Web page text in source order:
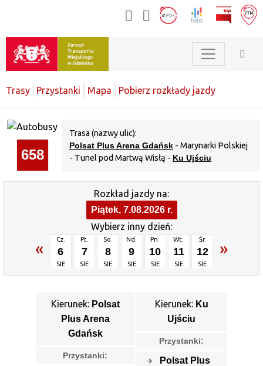
Trasy Przystanki Mapa Pobierz rozkłady jazdy
658
Trasa (nazwy ulic):
Polsat Plus Arena Gdańsk- Marynarki Polskiej
- Tunel pod Martwą Wisłą - Ku Ujściu
Rozkład jazdy na:
Piątek, 7.08.2026 r.
Wybierz inny dzień:
« Cz.
6
SIE
Pt.
7
SIE
So.
8
SIE
Nd.
9
SIE
Pn.
10
SIE
Wt.
11
SIE
Śr.
12
SIE
»
Kierunek: Polsat
Plus Arena
Gdańsk
Przystanki:
Kierunek: Ku
Ujściu
Przystanki:
Polsat Plus